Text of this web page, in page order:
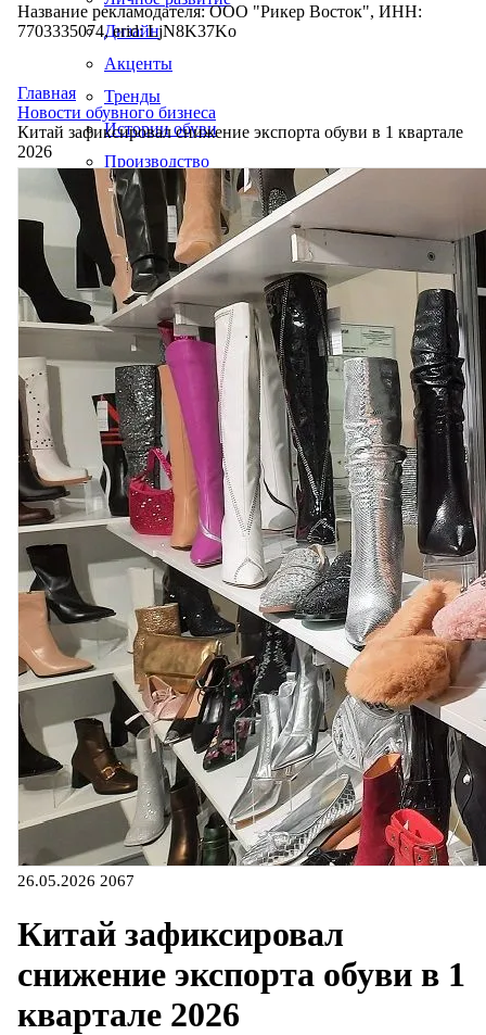
Дизайн
Акценты
Тренды
Истории обуви
Производство
Название рекламодателя: ООО "Рикер Восток", ИНН:
7703335074, erid: LjN8K37Ko
Главная
Новости обувного бизнеса
Китай зафиксировал снижение экспорта обуви в 1 квартале
2026
26.05.2026 2067
Китай зафиксировал
снижение экспорта обуви в 1
квартале 2026